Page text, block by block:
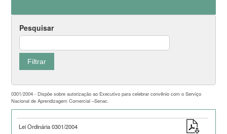
Pesquisar
0301/2004 - Dispõe sobre autorização ao Executivo para celebrar convênio com o Serviço
Nacional de Aprendizagem Comercial –Senac.
Lei Ordinária 0301/2004